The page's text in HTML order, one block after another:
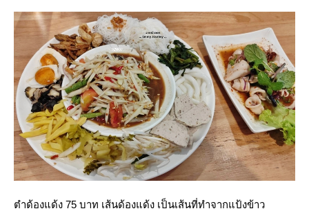
ตำด้องแด้ง 75 บาท เส้นด้องแด้ง เป็นเส้นที่ทำจากแป้งข้าว